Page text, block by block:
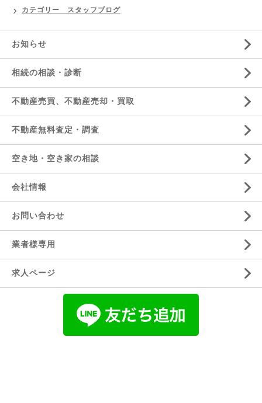
カテゴリー スタッフブログ
お知らせ
相続の相談・診断
不動産売買、不動産売却・買取
不動産無料査定・調査
空き地・空き家の相談
会社情報
お問い合わせ
業者様専用
求人ページ